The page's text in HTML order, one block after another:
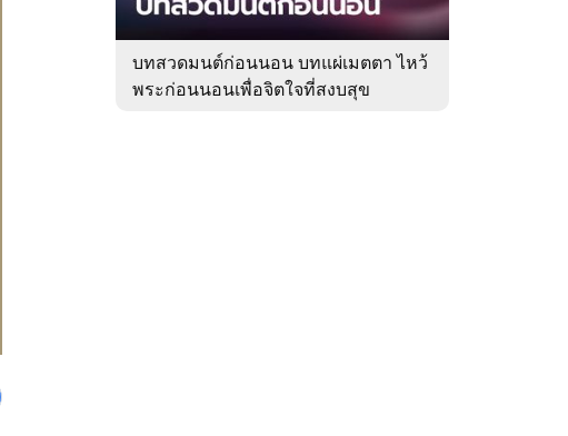
บทสวดมนต์ก่อนนอน บทแผ่เมตตา ไหว้
พระก่อนนอนเพื่อจิตใจที่สงบสุข